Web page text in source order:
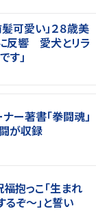
可愛い」２８歳美
反響 愛犬とリラ
す」
ー著書「拳闘魂」
が収録
抱っこ「生まれ
るぞ～」と誓い